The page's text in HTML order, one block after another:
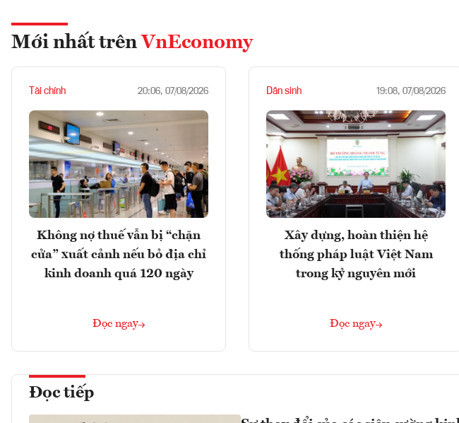
Mới nhất trên VnEconomy
Tài chính 20:06, 07/08/2026
Không nợ thuế vẫn bị “chặn
cửa” xuất cảnh nếu bỏ địa chỉ
kinh doanh quá 120 ngày
Đọc ngay
Dân sinh 19:08, 07/08/2026
Xây dựng, hoàn thiện hệ
thống pháp luật Việt Nam
trong kỷ nguyên mới
Đọc ngay
Đọc tiếp